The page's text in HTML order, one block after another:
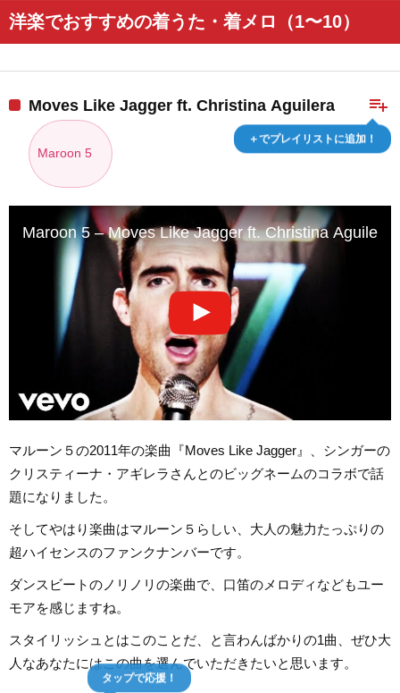
洋楽でおすすめの着うた・着メロ（1〜10）
playlist_add
＋でプレイリストに追加！
Moves Like Jagger ft. Christina Aguilera
Maroon 5
Maroon 5 – Moves Like Jagger ft. Christina
マルーン５の2011年の楽曲『Moves Like Jagger』、シンガーの
クリスティーナ・アギレラさんとのビッグネームのコラボで話
題になりました。
そしてやはり楽曲はマルーン５らしい、大人の魅力たっぷりの
超ハイセンスのファンクナンバーです。
ダンスビートのノリノリの楽曲で、口笛のメロディなどもユー
モアを感じますね。
スタイリッシュとはこのことだ、と言わんばかりの1曲、ぜひ大
人なあなたにはこの曲を選んでいただきたいと思います。
タップで応援！